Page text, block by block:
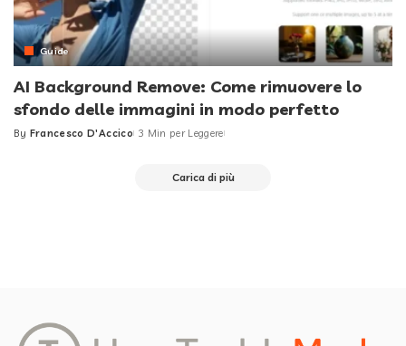
Guide
AI Background Remove: Come rimuovere lo
sfondo delle immagini in modo perfetto
Posted
By Francesco D'Accico 3 Min per Leggere
Carica di più